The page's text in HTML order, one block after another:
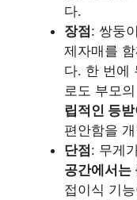
다.
장점: 쌍둥
제자매를
다. 한 번에
로도 부모
립적인 등받
편안함을
단점: 무게
공간에서는
접이식 기